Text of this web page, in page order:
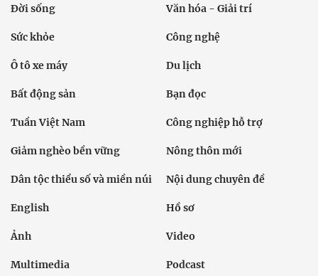
Đời sống Văn hóa - Giải trí
Sức khỏe Công nghệ
Ô tô xe máy Du lịch
Bất động sản Bạn đọc
Tuần Việt Nam Công nghiệp hỗ trợ
Giảm nghèo bền vững Nông thôn mới
Dân tộc thiểu số và miền núi Nội dung chuyên đề
English Hồ sơ
Ảnh Video
Multimedia Podcast